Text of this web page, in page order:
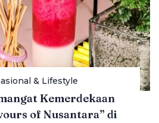
& Lifestyle
Kemerdekaan
of Nusantara” di